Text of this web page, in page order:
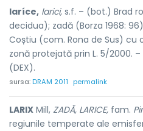
laríce, larici, s.f. – (bot.) Brad
decidua); zadă (Borza 1968:
Coștiu (com. Rona de Sus) cu
zonă protejată prin L. 5/2000.
(DEX).
sursa:DRAM 2011 permalink
LARIX Mill, ZADĂ, LARICE, fam.
regiunile temperate ale